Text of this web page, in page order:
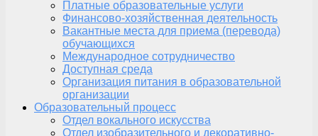
Платные образовательные услуги
Финансово-хозяйственная деятельность
Вакантные места для приема (перевода)
обучающихся
Международное сотрудничество
Доступная среда
Организация питания в образовательной
организации
Образовательный процесс
Отдел вокального искусства
Отдел изобразительного и декоративно-